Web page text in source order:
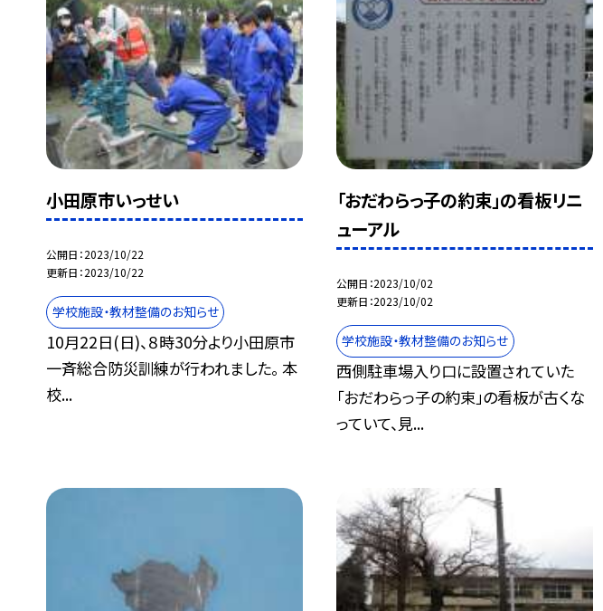
小田原市いっせい
公開日 2023/10/22
更新日 2023/10/22
学校施設・教材整備のお知らせ
10月22日(日)、８時30分より小田原市
一斉総合防災訓練が行われました。 本
校...
「おだわらっ子の約束」の看板リニ
ューアル
公開日 2023/10/02
更新日 2023/10/02
学校施設・教材整備のお知らせ
西側駐車場入り口に設置されていた
「おだわらっ子の約束」の看板が古くな
っていて、見...